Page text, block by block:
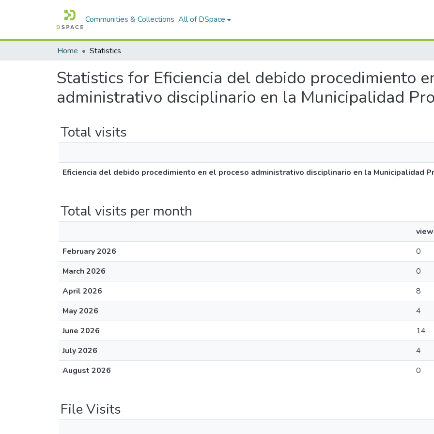
Communities & Collections All of DSpace
Home Statistics
Statistics for Eficiencia del debido procedimiento
administrativo disciplinario en la Municipalidad
Total visits
Eficiencia del debido procedimiento en el proceso administrativo disciplinario en la Municipalidad
Total visits per month
February 2026
0
March 2026
0
April 2026
8
May 2026
4
June 2026
14
July 2026
4
August 2026
0
File Visits